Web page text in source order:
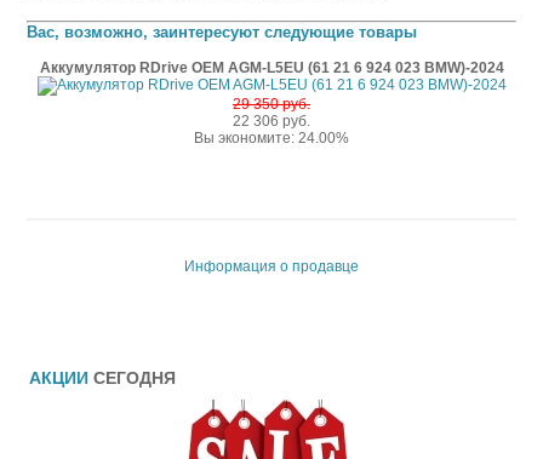
Вас, возможно, заинтересуют следующие товары
Аккумулятор RDrive OEM AGM-L5EU (61 21 6 924 023 BMW)-2024
29 350 руб.
22 306 руб.
Вы экономите: 24.00%
Информация о продавце
АКЦИИ СЕГОДНЯ